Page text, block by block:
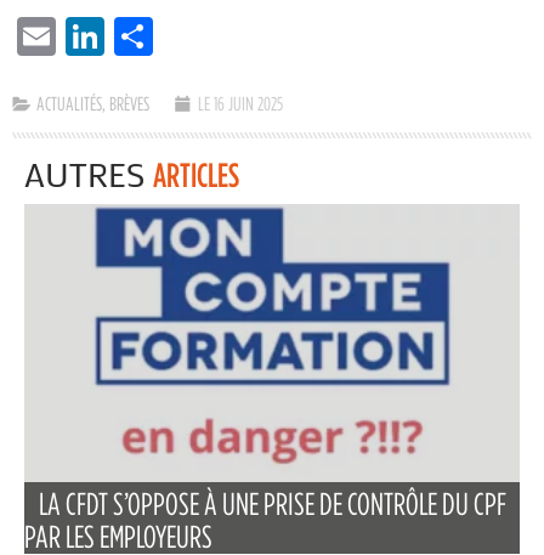
EMAIL LINKEDIN
ACTUALITÉS BRÈVES LE 16 JUIN 2025
AUTRES ARTICLES
LA CFDT S’OPPOSE À UNE PRISE DE CONTRÔLE DU CPF
PAR LES EMPLOYEURS